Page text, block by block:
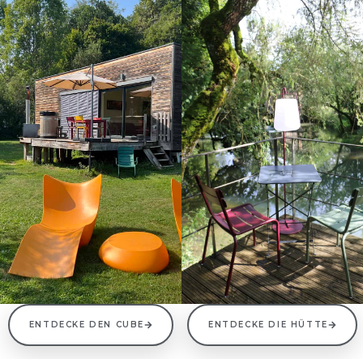
ENTDECKE DEN CUBE ENTDECKE DIE HÜTTE